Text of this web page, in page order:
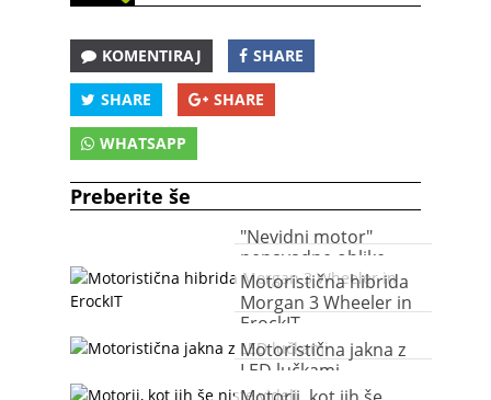
KOMENTIRAJ SHARE
SHARE SHARE
WHATSAPP
Preberite še
"Nevidni motor"
nenavadne oblike
Motoristična hibrida
Morgan 3 Wheeler in
ErockIT
Motoristična jakna z
LED lučkami